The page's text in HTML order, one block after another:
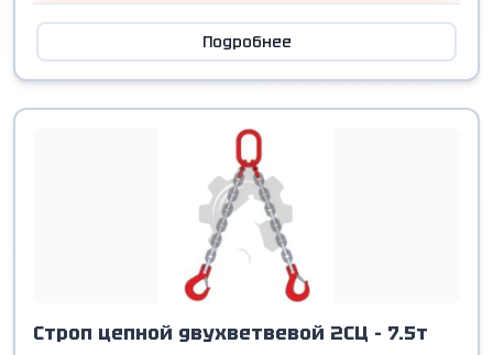
Подробнее
Строп цепной двухветвевой 2СЦ - 7.5т